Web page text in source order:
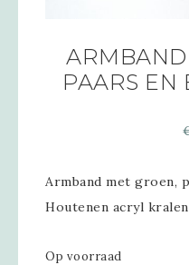
PAARS EN
Armband met groen,
Houtenen acryl
Op voorraad